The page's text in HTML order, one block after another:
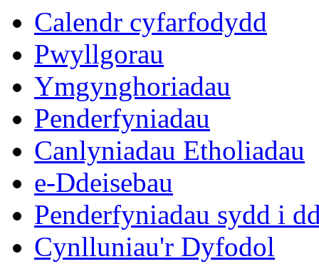
Calendr cyfarfodydd
Pwyllgorau
Ymgynghoriadau
Penderfyniadau
Canlyniadau Etholiadau
e-Ddeisebau
Penderfyniadau sydd i
Cynlluniau'r Dyfodol
10:00
10:00
10:00